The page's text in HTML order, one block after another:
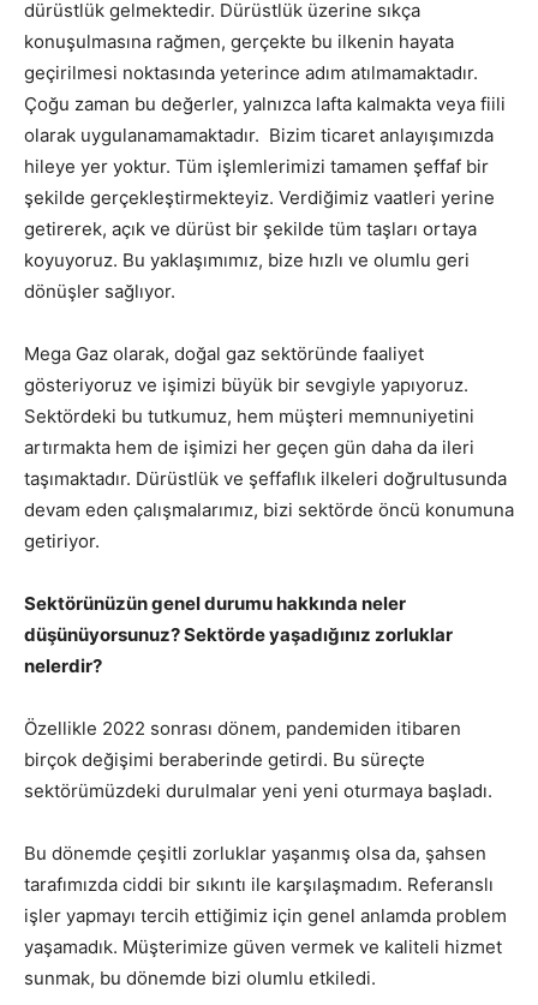
dürüstlük gelmektedir. Dürüstlük üzerine sıkça
konuşulmasına rağmen, gerçekte bu ilkenin hayata
geçirilmesi noktasında yeterince adım atılmamaktadır.
Çoğu zaman bu değerler, yalnızca lafta kalmakta veya fiili
olarak uygulanamamaktadır. Bizim ticaret anlayışımızda
hileye yer yoktur. Tüm işlemlerimizi tamamen şeffaf bir
şekilde gerçekleştirmekteyiz. Verdiğimiz vaatleri yerine
getirerek, açık ve dürüst bir şekilde tüm taşları ortaya
koyuyoruz. Bu yaklaşımımız, bize hızlı ve olumlu geri
dönüşler sağlıyor.
Mega Gaz olarak, doğal gaz sektöründe faaliyet
gösteriyoruz ve işimizi büyük bir sevgiyle yapıyoruz.
Sektördeki bu tutkumuz, hem müşteri memnuniyetini
artırmakta hem de işimizi her geçen gün daha da ileri
taşımaktadır. Dürüstlük ve şeffaflık ilkeleri doğrultusunda
devam eden çalışmalarımız, bizi sektörde öncü konumuna
getiriyor.
Sektörünüzün genel durumu hakkında neler
düşünüyorsunuz? Sektörde yaşadığınız zorluklar
nelerdir?
Özellikle 2022 sonrası dönem, pandemiden itibaren
birçok değişimi beraberinde getirdi. Bu süreçte
sektörümüzdeki durulmalar yeni yeni oturmaya başladı.
Bu dönemde çeşitli zorluklar yaşanmış olsa da, şahsen
tarafımızda ciddi bir sıkıntı ile karşılaşmadım. Referanslı
işler yapmayı tercih ettiğimiz için genel anlamda problem
yaşamadık. Müşterimize güven vermek ve kaliteli hizmet
sunmak, bu dönemde bizi olumlu etkiledi.